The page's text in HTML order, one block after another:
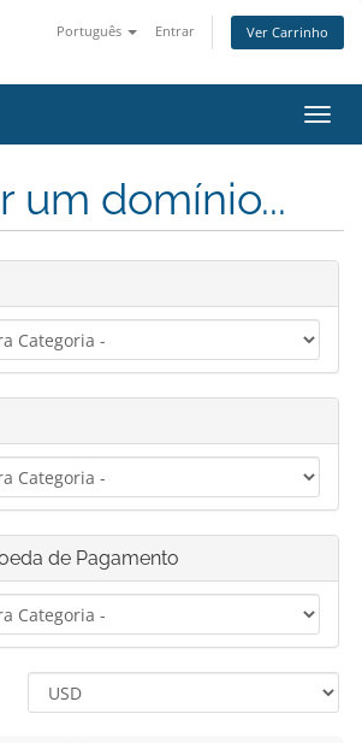
Português Entrar Ver Carrinho
um domínio...
de Pagamento